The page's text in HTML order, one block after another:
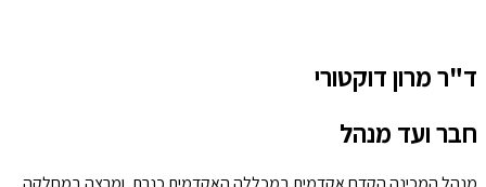
ד"ר מרון דוקטורי
חבר ועד מנהל